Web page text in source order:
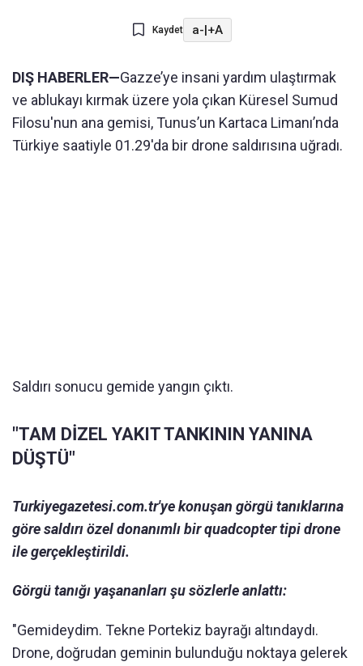
Kaydet a-|+A
DIŞ HABERLER—Gazze’ye insani yardım ulaştırmak
ve ablukayı kırmak üzere yola çıkan Küresel Sumud
Filosu'nun ana gemisi, Tunus’un Kartaca Limanı’nda
Türkiye saatiyle 01.29'da bir drone saldırısına uğradı.
Saldırı sonucu gemide yangın çıktı.
"TAM DİZEL YAKIT TANKININ YANINA
DÜŞTÜ"
Turkiyegazetesi.com.tr'ye konuşan görgü tanıklarına
göre saldırı özel donanımlı bir quadcopter tipi drone
ile gerçekleştirildi.
Görgü tanığı yaşananları şu sözlerle anlattı:
"Gemideydim. Tekne Portekiz bayrağı altındaydı.
Drone, doğrudan geminin bulunduğu noktaya gelerek